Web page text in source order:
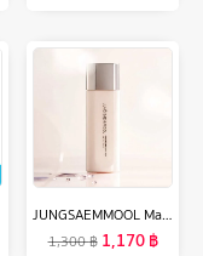
JUNGSAEMMOOL Masterclass Glow Base 50ml จองแซมมุล มาสเตอร์คลาส โกลว์ เบส เบสปรับสภาพผิวฉ่ำโกลว์
1,300฿ 1,170฿